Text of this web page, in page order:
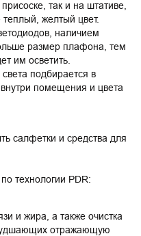
так и на штативе,
желтый цвет.
наличием
размер плафона, тем
им осветить.
подбирается в
помещения и цвета
салфетки и средства для
технологии PDR:
и жира, а также очистка
отражающую